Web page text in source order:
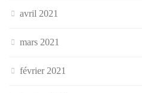
avril 2021
mars 2021
février 2021